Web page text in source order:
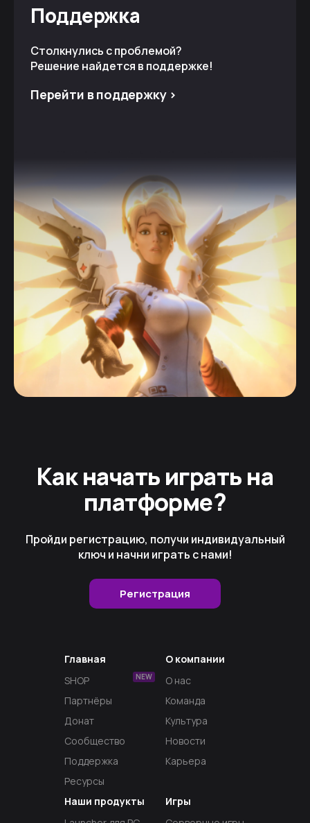
Поддержка
Столкнулись с проблемой?
Решение найдется в поддержке!
Перейти в поддержку >
Как начать играть на
платформе?
Пройди регистрацию, получи индивидуальный
ключ и начни играть с нами!
Регистрация
Главная
SHOP
NEW
Партнёры
Донат
Сообщество
Поддержка
Ресурсы
Наши продукты
Игры
О компании
О нас
Команда
Культура
Новости
Карьера